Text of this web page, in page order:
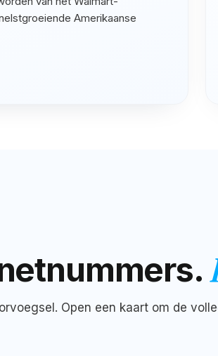
Amerikaanse
Open een kaart om de